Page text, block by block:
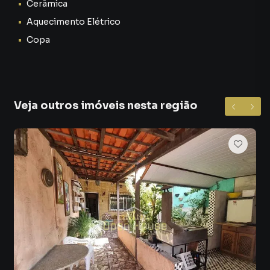
ambiente espaçoso e convidativo, perfeito para receber
familiares e amigos, criar diferentes ambientes de estar e
o centro das atenções culinárias. Com espaço para
armários e bancadas, ela aguarda sua personalização para
Dispensa: Um espaço dedicado para organização de
alimentos e utensílios, garantindo praticidade no dia a dia
e otimizando o espaço da cozinha. Garagem na Frente e na
Traseira: Uma conveniência rara e extremamente valiosa! A
casa conta com garagem na parte frontal, ideal para
acesso rápido e seguro, e também na parte traseira,
oferecendo flexibilidade de estacionamento e acesso
adicional. Lavanderia: Uma área de serviço completa e bem
localizada, facilitando as tarefas domésticas e mantendo a
organização da casa. Quintal: Um generoso quintal, o
Cerâmica
Aquecimento Elétrico
Copa
Veja outros imóveis nesta região